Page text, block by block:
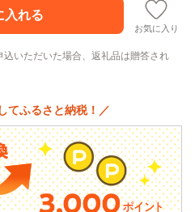
お気に入り
いただいた場合、返礼品は贈答され
てふるさと納税！／